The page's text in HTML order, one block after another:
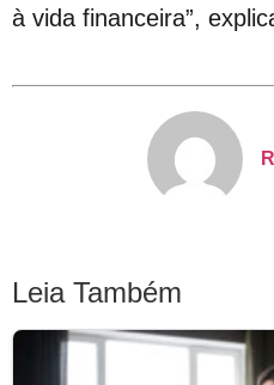
à vida financeira”,
Leia Também